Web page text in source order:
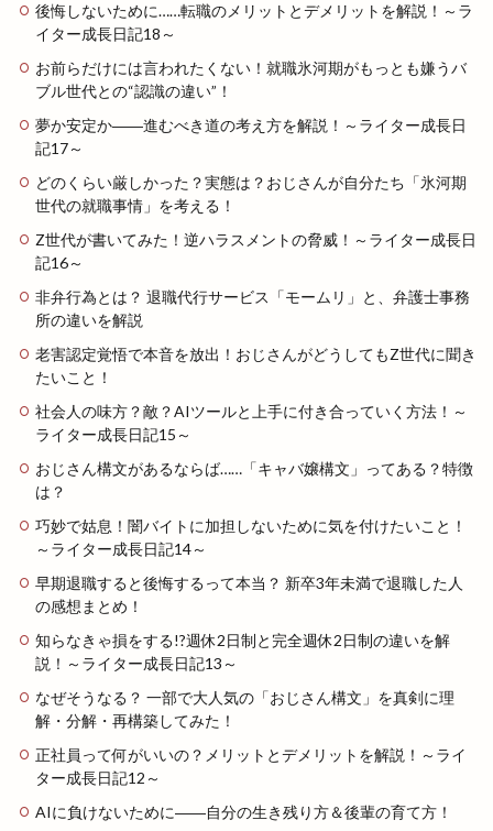
後悔しないために……転職のメリットとデメリットを解説！～ラ
イター成長日記18～
お前らだけには言われたくない！就職氷河期がもっとも嫌うバ
ブル世代との“認識の違い”！
夢か安定か――進むべき道の考え方を解説！～ライター成長日
記17～
どのくらい厳しかった？実態は？おじさんが自分たち「氷河期
世代の就職事情」を考える！
Z世代が書いてみた！逆ハラスメントの脅威！～ライター成長日
記16～
非弁行為とは？ 退職代行サービス「モームリ」と、弁護士事務
所の違いを解説
老害認定覚悟で本音を放出！おじさんがどうしてもZ世代に聞き
たいこと！
社会人の味方？敵？AIツールと上手に付き合っていく方法！～
ライター成長日記15～
おじさん構文があるならば……「キャバ嬢構文」ってある？特徴
は？
巧妙で姑息！闇バイトに加担しないために気を付けたいこと！
～ライター成長日記14～
早期退職すると後悔するって本当？ 新卒3年未満で退職した人
の感想まとめ！
知らなきゃ損をする!?週休2日制と完全週休2日制の違いを解
説！～ライター成長日記13～
なぜそうなる？ 一部で大人気の「おじさん構文」を真剣に理
解・分解・再構築してみた！
正社員って何がいいの？メリットとデメリットを解説！～ライ
ター成長日記12～
AIに負けないために――自分の生き残り方＆後輩の育て方！